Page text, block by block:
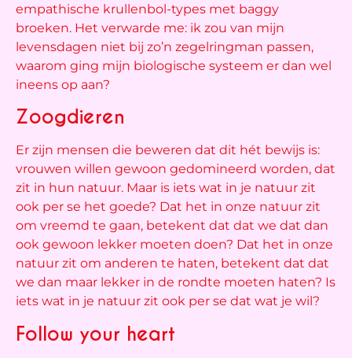
empathische krullenbol-types met baggy
broeken. Het verwarde me: ik zou van mijn
levensdagen niet bij zo’n zegelringman passen,
waarom ging mijn biologische systeem er dan wel
ineens op aan?
Zoogdieren
Er zijn mensen die beweren dat dit hét bewijs is:
vrouwen willen gewoon gedomineerd worden, dat
zit in hun natuur. Maar is iets wat in je natuur zit
ook per se het goede? Dat het in onze natuur zit
om vreemd te gaan, betekent dat dat we dat dan
ook gewoon lekker moeten doen? Dat het in onze
natuur zit om anderen te haten, betekent dat dat
we dan maar lekker in de rondte moeten haten? Is
iets wat in je natuur zit ook per se dat wat je wil?
Follow your heart